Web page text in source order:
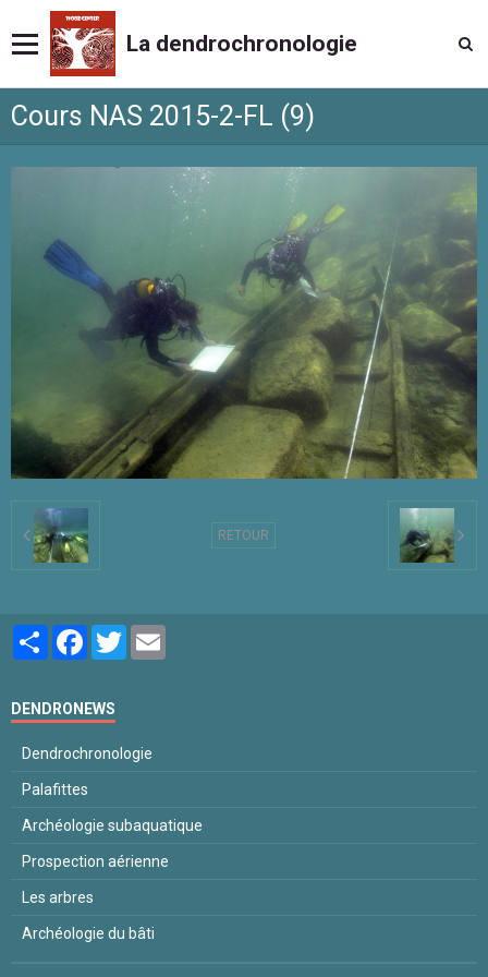
La dendrochronologie
Cours NAS 2015-2-FL (9)
RETOUR
PartagerFacebook
Twitter
DENDRONEWS
Dendrochronologie
Palafittes
Archéologie subaquatique
Prospection aérienne
Les arbres
Archéologie du bâti